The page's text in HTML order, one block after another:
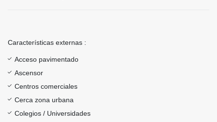
Características externas :
Acceso pavimentado
Ascensor
Centros comerciales
Cerca zona urbana
Colegios / Universidades